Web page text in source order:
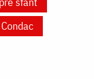
Condac